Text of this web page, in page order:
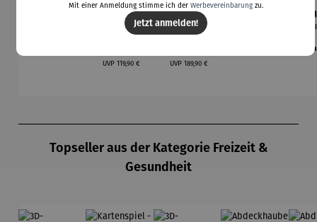
Gartenlieg
e für
Kinder
UVPRegulärer Preis:
119,90 €
Gartenlieg
e für
Kinder - 2
UVP Regulärer Preis:
189,90 €
Topseller aus der Kategorie Freizeit &
Gesundheit
Mit einer Anmeldung stimme ich der Werbevereinbarungzu.
Jetzt anmelden!